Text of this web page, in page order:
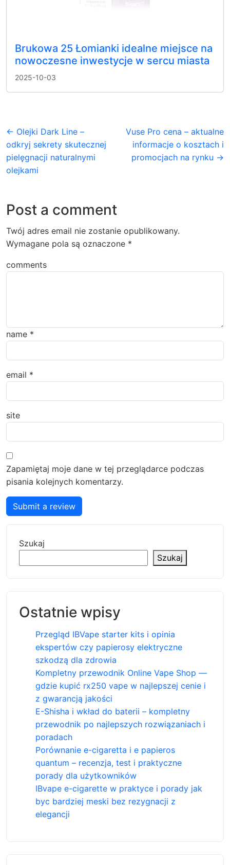
Brukowa 25 Łomianki idealne miejsce na
nowoczesne inwestycje w sercu miasta
2025-10-03
← Olejki Dark Line –
odkryj sekrety skutecznej
pielęgnacji naturalnymi
olejkami
Vuse Pro cena – aktualne
informacje o kosztach i
promocjach na rynku →
Post a comment
Twój adres email nie zostanie opublikowany.
Wymagane pola są oznaczone *
comments
name *
email *
site
Zapamiętaj moje dane w tej przeglądarce podczas
pisania kolejnych komentarzy.
Submit a review
Szukaj
Szukaj
Ostatnie wpisy
Przegląd IBVape starter kits i opinia
ekspertów czy papierosy elektryczne
szkodzą dla zdrowia
Kompletny przewodnik Online Vape Shop —
gdzie kupić rx250 vape w najlepszej cenie i
z gwarancją jakości
E-Shisha i wkład do baterii – kompletny
przewodnik po najlepszych rozwiązaniach i
poradach
Porównanie e-cigaretta i e papieros
quantum – recenzja, test i praktyczne
porady dla użytkowników
IBvape e-cigarette w praktyce i porady jak
byc bardziej meski bez rezygnacji z
elegancji